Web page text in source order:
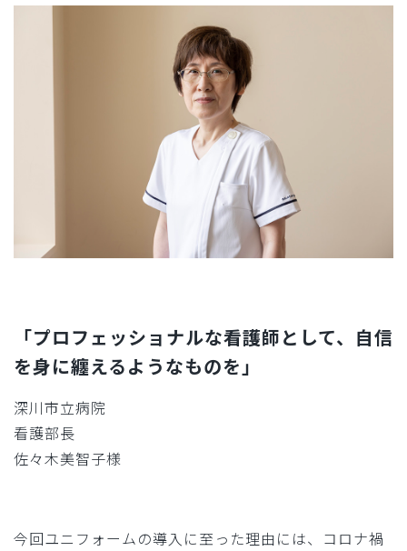
「プロフェッショナルな看護師として、自信
を身に纏えるようなものを」
深川市立病院
看護部長
佐々木美智子様
今回ユニフォームの導入に至った理由には、コロナ禍